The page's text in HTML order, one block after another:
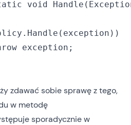
void
zdawać sobie sprawę z tego,
w metodę
sporadycznie w